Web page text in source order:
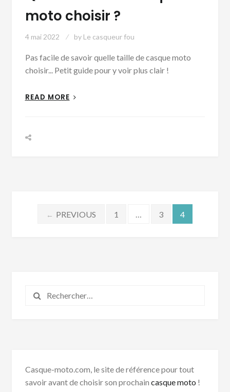
moto choisir ?
4 mai 2022 by Le casqueur fou
Pas facile de savoir quelle taille de casque moto
choisir... Petit guide pour y voir plus clair !
READ MORE
Pagination
← PREVIOUS 1 3 4
Rechercher :
Casque-moto.com, le site de référence pour tout
savoir avant de choisir son prochain casque moto !